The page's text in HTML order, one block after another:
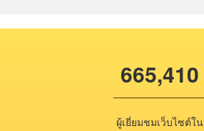
665,410
ผู้เยี่ยมชมเว็บไซต์ใน